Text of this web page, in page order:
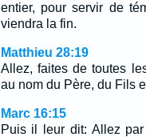
entier, pour servir de
viendra la fin.
Matthieu 28:19
Allez, faites de toutes
au nom du Père, du Fils
Marc 16:15
Puis il leur dit: Allez